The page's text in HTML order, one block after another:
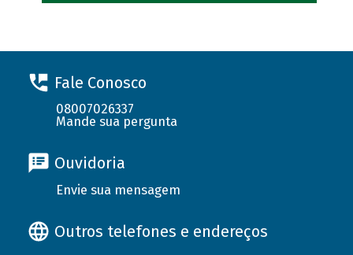
Fale Conosco
08007026337
Mande sua pergunta
Ouvidoria
Envie sua mensagem
Outros telefones e endereços